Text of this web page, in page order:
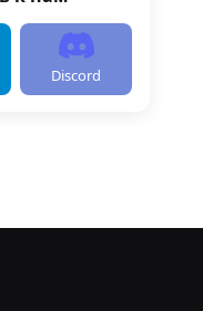
Discord